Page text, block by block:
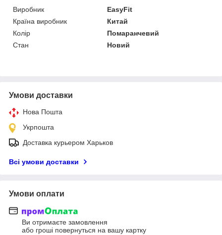
Виробник
EasyFit
Країна виробник
Китай
Колір
Помаранчевий
Стан
Новий
Умови доставки
Нова Пошта
Укрпошта
Доставка курьером Харьков
Всі умови доставки
Умови оплати
Ви отримаєте замовлення
або гроші повернуться на вашу картку